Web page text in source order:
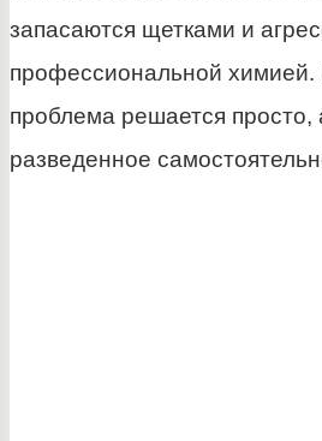
запасаются щетками и
профессиональной
проблема решается просто,
разведенное